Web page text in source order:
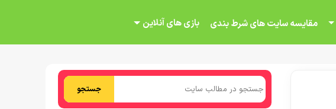
مقایسه سایت های شرط بندی بازی های آنلاین
جستجو